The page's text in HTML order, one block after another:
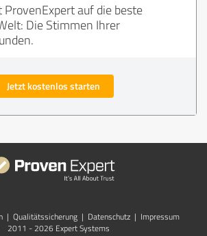
ProvenExpert auf die beste
Die Stimmen Ihrer
Jetzt kostenlos starten
| Qualitätssicherung | Datenschutz | Impressum
2011 - 2026 Expert Systems